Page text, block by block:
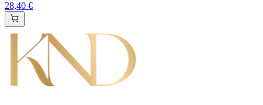
28,40 €